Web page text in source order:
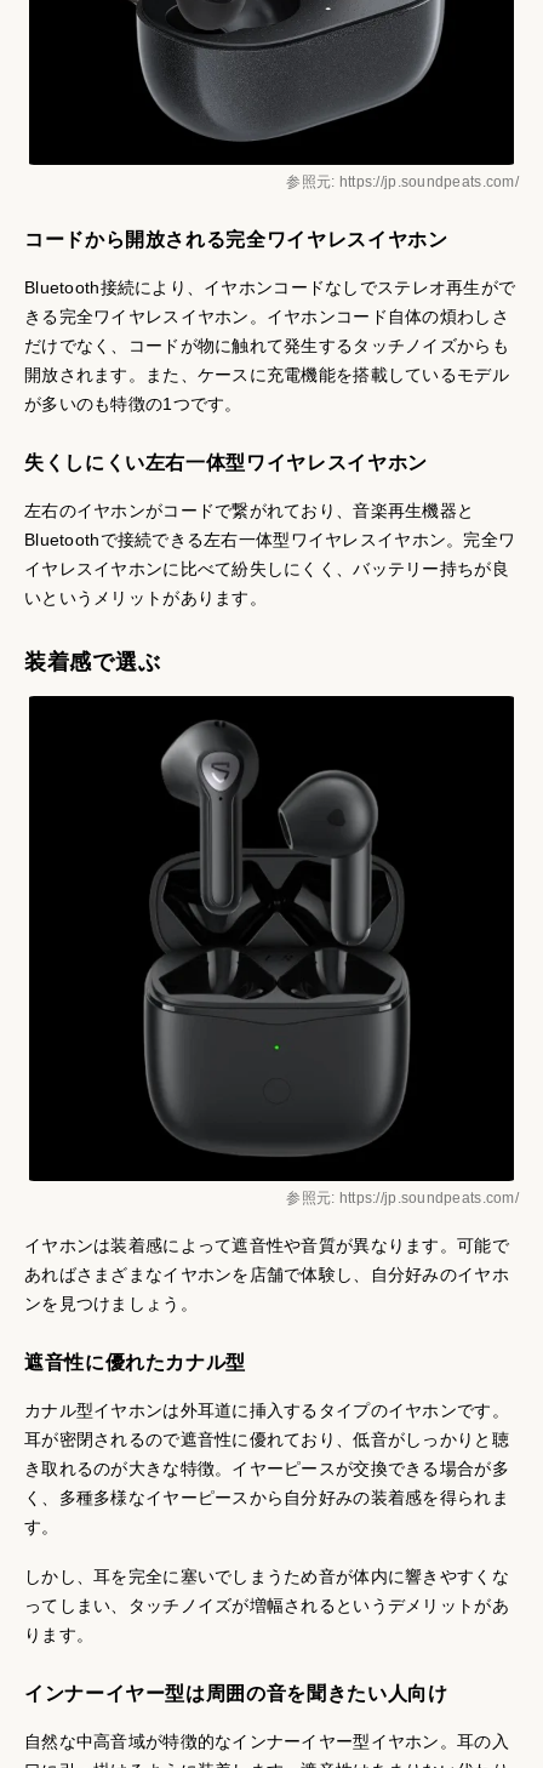
参照元: https://jp.soundpeats.com/
コードから開放される完全ワイヤレスイヤホン
Bluetooth接続により、イヤホンコードなしでステレオ再生がで
きる完全ワイヤレスイヤホン。イヤホンコード自体の煩わしさ
だけでなく、コードが物に触れて発生するタッチノイズからも
開放されます。また、ケースに充電機能を搭載しているモデル
が多いのも特徴の1つです。
失くしにくい左右一体型ワイヤレスイヤホン
左右のイヤホンがコードで繋がれており、音楽再生機器と
Bluetoothで接続できる左右一体型ワイヤレスイヤホン。完全ワ
イヤレスイヤホンに比べて紛失しにくく、バッテリー持ちが良
いというメリットがあります。
装着感で選ぶ
参照元: https://jp.soundpeats.com/
イヤホンは装着感によって遮音性や音質が異なります。可能で
あればさまざまなイヤホンを店舗で体験し、自分好みのイヤホ
ンを見つけましょう。
遮音性に優れたカナル型
カナル型イヤホンは外耳道に挿入するタイプのイヤホンです。
耳が密閉されるので遮音性に優れており、低音がしっかりと聴
き取れるのが大きな特徴。イヤーピースが交換できる場合が多
く、多種多様なイヤーピースから自分好みの装着感を得られま
す。
しかし、耳を完全に塞いでしまうため音が体内に響きやすくな
ってしまい、タッチノイズが増幅されるというデメリットがあ
ります。
インナーイヤー型は周囲の音を聞きたい人向け
自然な中高音域が特徴的なインナーイヤー型イヤホン。耳の入